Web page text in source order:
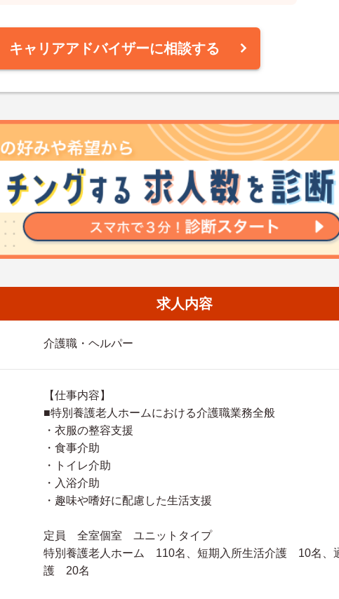
キャリアアドバイザーに相談する
求人内容
介護職・ヘルパー
【仕事内容】
■特別養護老人ホームにおける介護職業務全般
・衣服の整容支援
・食事介助
・トイレ介助
・入浴介助
・趣味や嗜好に配慮した生活支援
定員 全室個室 ユニットタイプ
特別養護老人ホーム 110名、短期入所生活介護 10名、
護 20名